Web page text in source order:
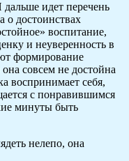
идет перечень
о достоинствах
воспитание,
и неуверенность в
формирование
совсем не достойна
воспринимает себя,
с понравившимся
минуты быть
нелепо, она